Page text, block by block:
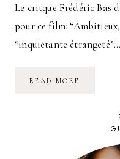
Le critque Frédéric Bas
pour ce film:
“inquiétante étrangeté”…
READ MORE